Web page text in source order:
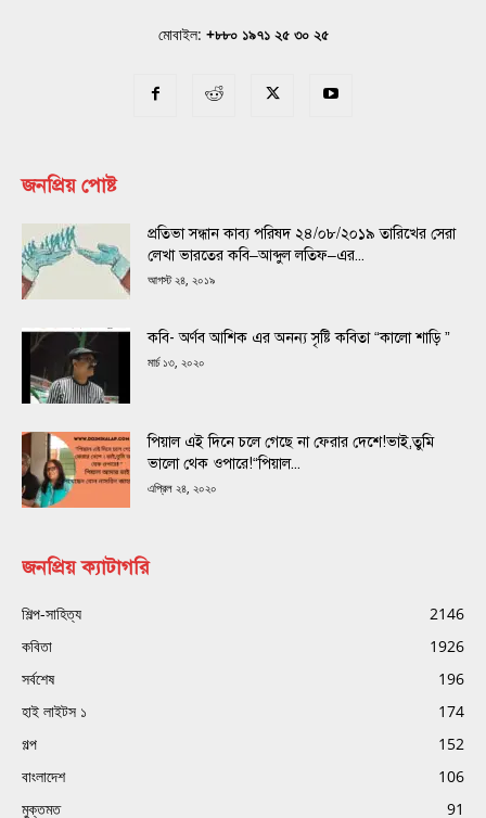
মোবাইল: +৮৮০ ১৯৭১ ২৫ ৩০ ২৫
জনপ্রিয় পোষ্ট
প্রতিভা সন্ধান কাব্য পরিষদ ২৪/০৮/২০১৯ তারিখের সেরা
লেখা ভারতের কবি–আব্দুল লতিফ–এর...
আগস্ট ২৪, ২০১৯
কবি- অর্ণব আশিক এর অনন্য সৃষ্টি কবিতা “কালো শাড়ি ”
মার্চ ১৩, ২০২০
পিয়াল এই দিনে চলে গেছে না ফেরার দেশে!ভাই,তুমি
ভালো থেক ওপারে!“পিয়াল...
এপ্রিল ২৪, ২০২০
জনপ্রিয় ক্যাটাগরি
শিল্প-সাহিত্য
2146
কবিতা
1926
সর্বশেষ
196
হাই লাইটস ১
174
গল্প
152
বাংলাদেশ
106
মুক্তমত
91